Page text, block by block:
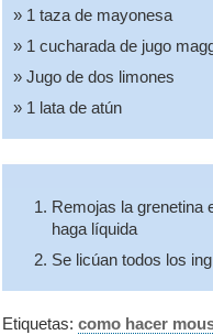
1 taza de mayonesa
1 cucharada de jugo
Jugo de dos limones
1 lata de atún
Remojas la grenetina
haga líquida
Se licúan todos los
Etiquetas: como hacer